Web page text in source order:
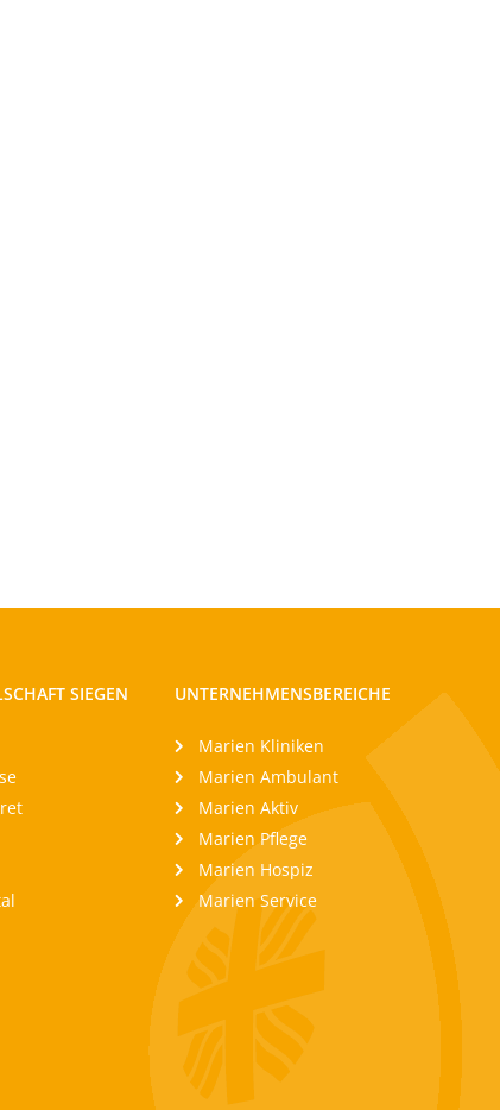
SIEGEN UNTERNEHMENSBEREICHE
Marien Kliniken
Marien Ambulant
Marien Aktiv
Marien Pflege
Marien Hospiz
Marien Service